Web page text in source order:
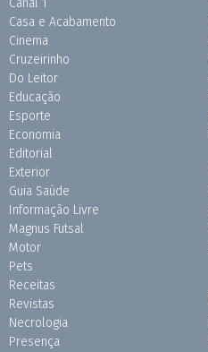
Canal 1
Casa e Acabamento
Cinema
Cruzeirinho
Do Leitor
Educação
Esporte
Economia
Editorial
Exterior
Guia Saúde
Informação Livre
Magnus Futsal
Motor
Pets
Receitas
Revistas
Necrologia
Presença